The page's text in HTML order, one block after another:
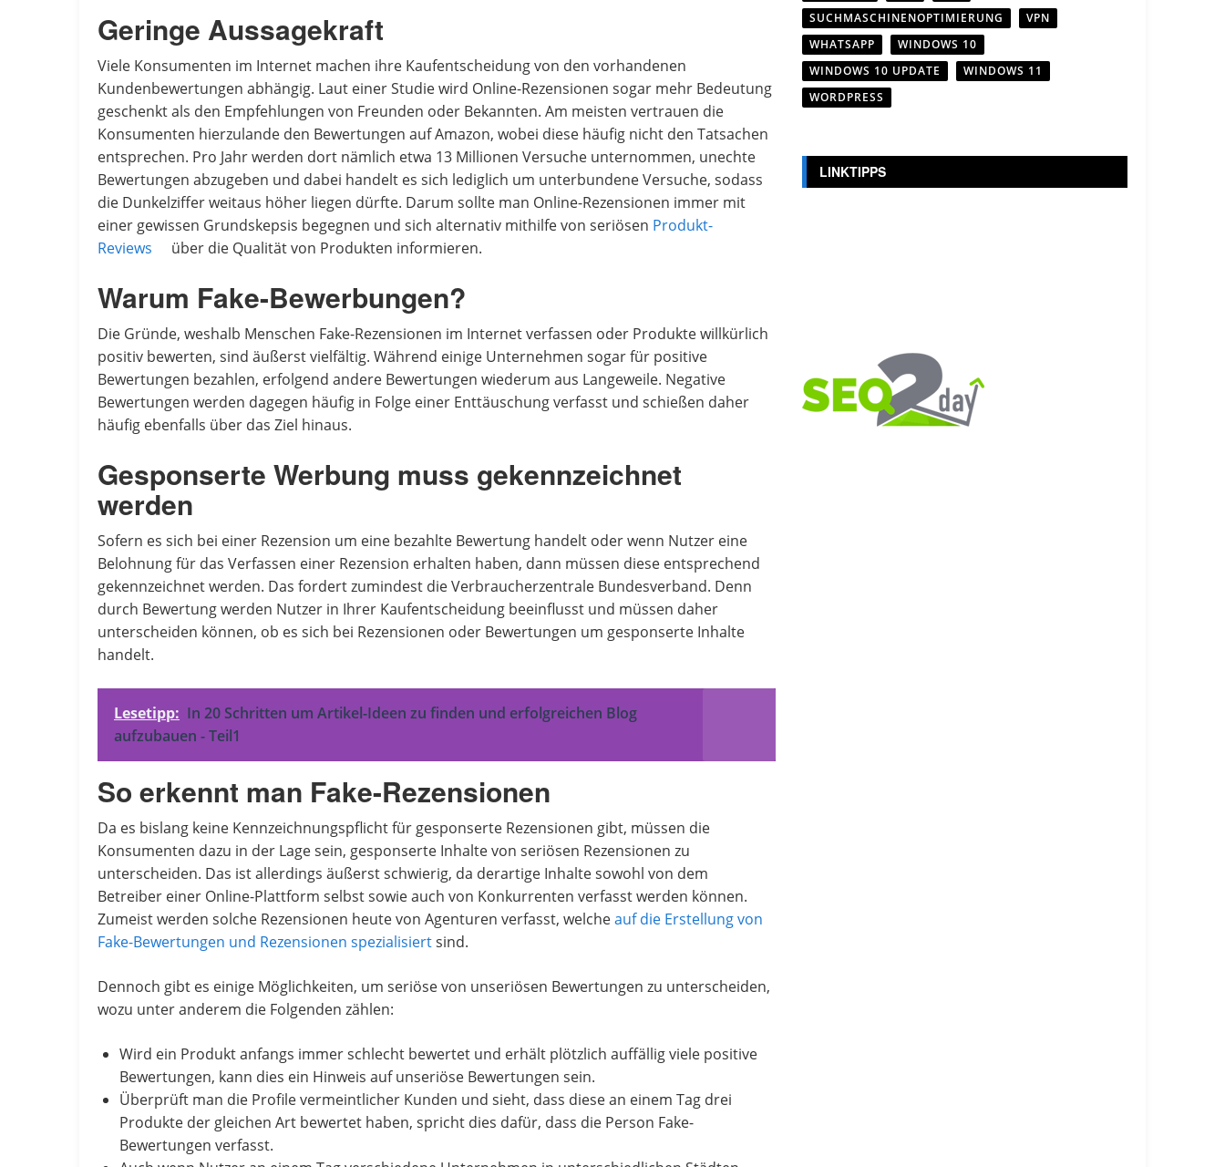
Geringe Aussagekraft
Viele Konsumenten im Internet machen ihre Kaufentscheidung von den vorhandenen
Kundenbewertungen abhängig. Laut einer Studie wird Online-Rezensionen sogar mehr Bedeutung
geschenkt als den Empfehlungen von Freunden oder Bekannten. Am meisten vertrauen die
Konsumenten hierzulande den Bewertungen auf Amazon, wobei diese häufig nicht den Tatsachen
entsprechen. Pro Jahr werden dort nämlich etwa 13 Millionen Versuche unternommen, unechte
Bewertungen abzugeben und dabei handelt es sich lediglich um unterbundene Versuche, sodass
die Dunkelziffer weitaus höher liegen dürfte. Darum sollte man Online-Rezensionen immer mit
einer gewissen Grundskepsis begegnen und sich alternativ mithilfe von seriösen Produkt-
Reviews
über die Qualität von Produkten informieren.
Warum Fake-Bewerbungen?
Die Gründe, weshalb Menschen Fake-Rezensionen im Internet verfassen oder Produkte willkürlich
positiv bewerten, sind äußerst vielfältig. Während einige Unternehmen sogar für positive
Bewertungen bezahlen, erfolgend andere Bewertungen wiederum aus Langeweile. Negative
Bewertungen werden dagegen häufig in Folge einer Enttäuschung verfasst und schießen daher
häufig ebenfalls über das Ziel hinaus.
Gesponserte Werbung muss gekennzeichnet
werden
Sofern es sich bei einer Rezension um eine bezahlte Bewertung handelt oder wenn Nutzer eine
Belohnung für das Verfassen einer Rezension erhalten haben, dann müssen diese entsprechend
gekennzeichnet werden. Das fordert zumindest die Verbraucherzentrale Bundesverband. Denn
durch Bewertung werden Nutzer in Ihrer Kaufentscheidung beeinflusst und müssen daher
unterscheiden können, ob es sich bei Rezensionen oder Bewertungen um gesponserte Inhalte
handelt.
Lesetipp: In 20 Schritten um Artikel-Ideen zu finden und erfolgreichen Blog
aufzubauen - Teil1
So erkennt man Fake-Rezensionen
Da es bislang keine Kennzeichnungspflicht für gesponserte Rezensionen gibt, müssen die
Konsumenten dazu in der Lage sein, gesponserte Inhalte von seriösen Rezensionen zu
unterscheiden. Das ist allerdings äußerst schwierig, da derartige Inhalte sowohl von dem
Betreiber einer Online-Plattform selbst sowie auch von Konkurrenten verfasst werden können.
Zumeist werden solche Rezensionen heute von Agenturen verfasst, welcheauf die Erstellung von
Fake-Bewertungen und Rezensionen spezialisiertsind.
Dennoch gibt es einige Möglichkeiten, um seriöse von unseriösen Bewertungen zu unterscheiden,
wozu unter anderem die Folgenden zählen:
Wird ein Produkt anfangs immer schlecht bewertet und erhält plötzlich auffällig viele positive
Bewertungen, kann dies ein Hinweis auf unseriöse Bewertungen sein.
Überprüft man die Profile vermeintlicher Kunden und sieht, dass diese an einem Tag drei
Produkte der gleichen Art bewertet haben, spricht dies dafür, dass die Person Fake-
Bewertungen verfasst.
SUCHMASCHINENOPTIMIERUNG
VPN
WHATSAPP
WINDOWS 10
WINDOWS 10 UPDATE
WINDOWS 11
WORDPRESS
LINKTIPPS